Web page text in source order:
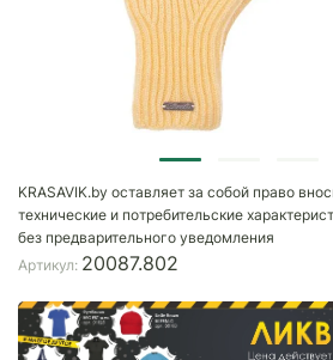
KRASAVIK.by оставляет за собой право
технические и потребительские
без предварительного уведомления
Артикул: 20087.802